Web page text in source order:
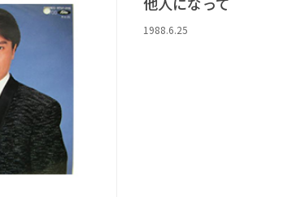
1988.6.25